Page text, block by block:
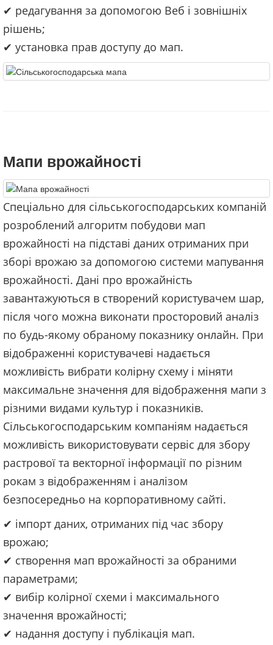
✔ редагування за допомогою Веб і зовнішніх
рішень;
✔ установка прав доступу до мап.
Мапи врожайності
Спеціально для сільськогосподарських компаній
розроблений алгоритм побудови мап
врожайності на підставі даних отриманих при
зборі врожаю за допомогою системи мапування
врожайності. Дані про врожайність
завантажуються в створений користувачем шар,
після чого можна виконати просторовий аналіз
по будь-якому обраному показнику онлайн. При
відображенні користувачеві надається
можливість вибрати колірну схему і міняти
максимальне значення для відображення мапи з
різними видами культур і показників.
Сільськогосподарським компаніям надається
можливість використовувати сервіс для збору
растрової та векторної інформації по різним
рокам з відображенням і аналізом
безпосередньо на корпоративному сайті.
✔ імпорт даних, отриманих під час збору
врожаю;
✔ створення мап врожайності за обраними
параметрами;
✔ вибір колірної схеми і максимального
значення врожайності;
✔ надання доступу і публікація мап.